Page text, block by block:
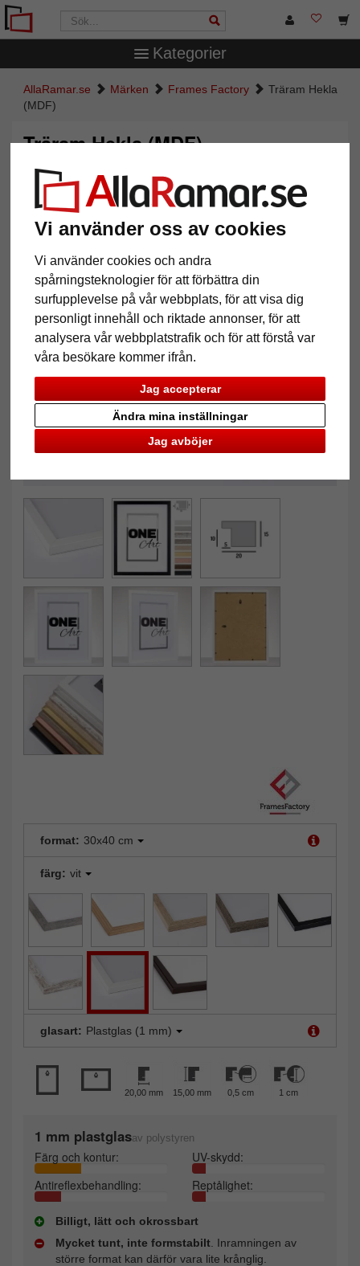
Vi använder oss av cookies
Vi använder cookies och andra
spårningsteknologier för att förbättra din
surfupplevelse på vår webbplats, för att visa dig
personligt innehåll och riktade annonser, för att
analysera vår webbplatstrafik och för att förstå var
våra besökare kommer ifrån.
Jag accepterar
Jag avböjer
Ändra mina inställningar
Kategorier
AllaRamar.se Märken Frames Factory
Träram Hekla
(MDF)
Träram Hekla (MDF)
Tillbaka
format: 30x40 cm
färg: vit
glasart: Plastglas (1 mm)
20,00 mm 15,00 mm 0,5 cm 1 cm
1 mm plastglasav polystyren
Färg och kontur:
UV-skydd:
Antireflexbehandling:
Reptålighet:
Billigt, lätt och okrossbart
Mycket tunt, inte formstabilt . Inramningen av
större format kan därför vara lite krånglig.